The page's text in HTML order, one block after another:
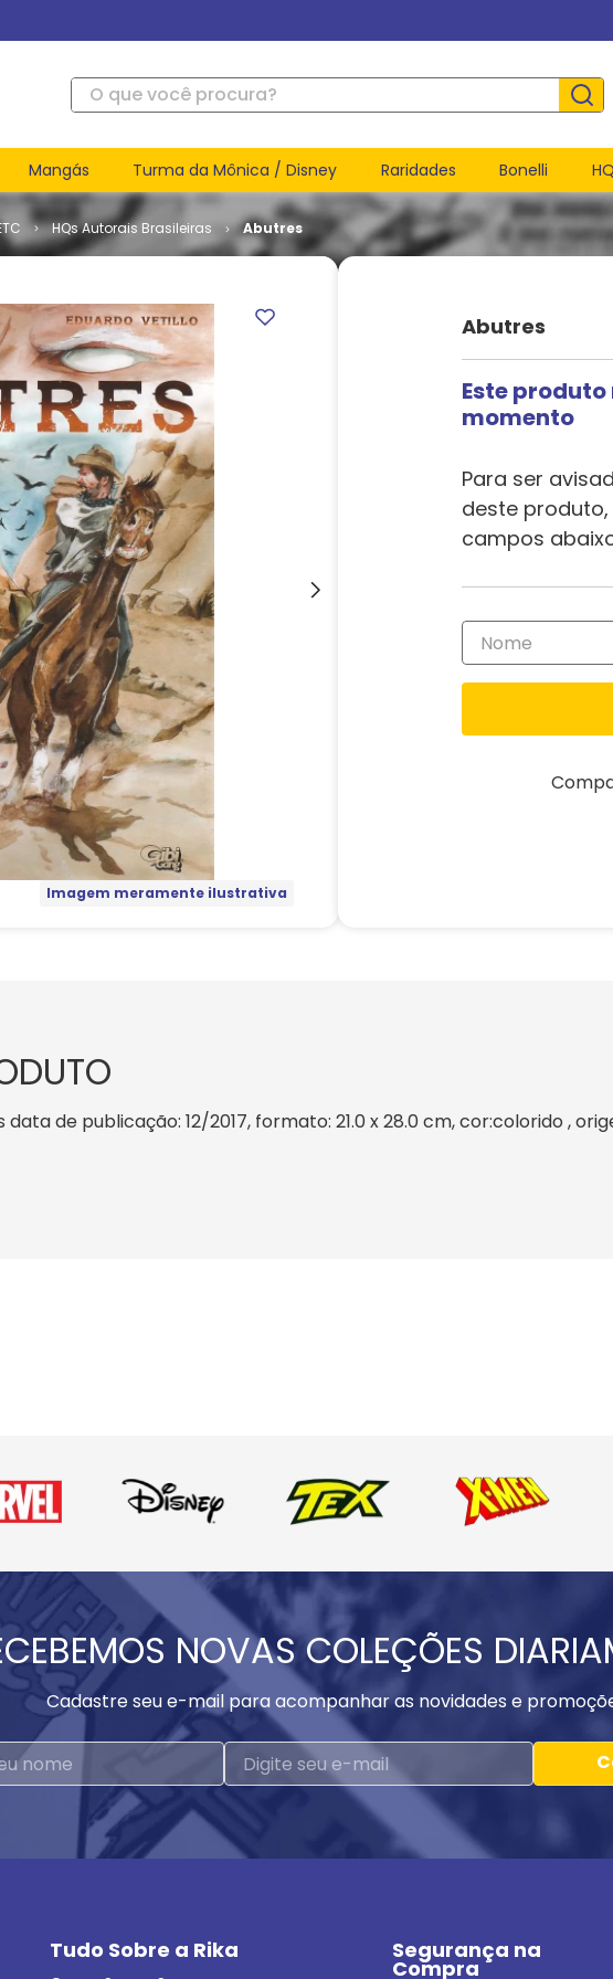
O que você procura?
Mangás Turma da Mônica / Disney Raridades Bonelli
HQs Autorais Brasileiras Abutres
Imagem meramente ilustrativa
Abutres
Este
momento
Para ser
deste
campos
de publicação: 12/2017, formato: 21.0 x 28.0 cm, cor:colorido ,
NOVAS COLEÇÕES
Cadastre seu e-mail para acompanhar as novidades e
Tudo Sobre a Rika Segurança na
Compra